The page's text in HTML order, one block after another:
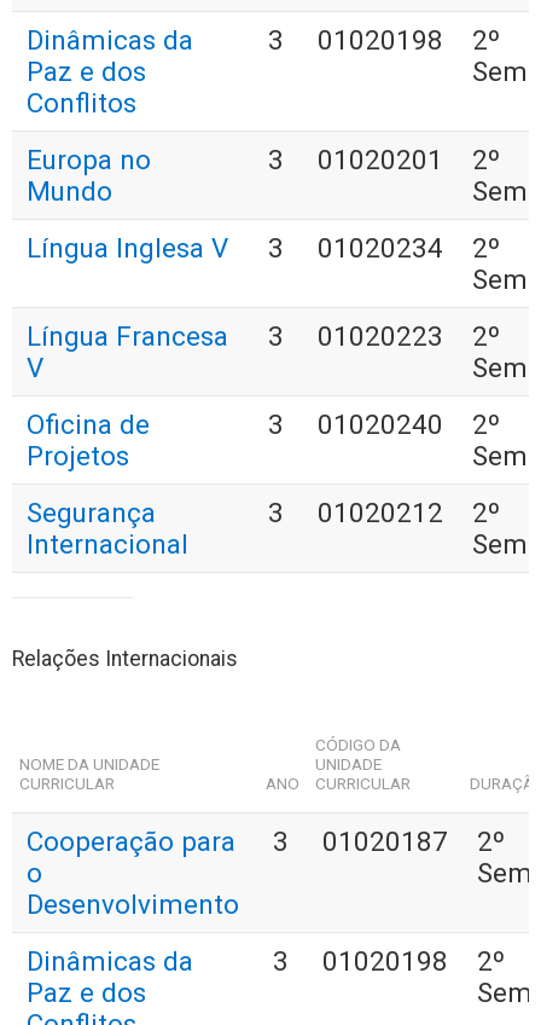
Dinâmicas da
Paz e dos
Conflitos
3 01020198
2º
Europa no
Mundo
3 01020201
2º
Língua Inglesa V
3 01020234
2º
Língua Francesa
V
3 01020223
2º
Oficina de
Projetos
3 01020240
2º
Segurança
Internacional
3 01020212
2º
Relações Internacionais
NOME DA UNIDADE
CURRICULAR
ANO
CÓDIGO DA
UNIDADE
CURRICULAR
Cooperação para
o
Desenvolvimento
3 01020187
2º
Dinâmicas da
Paz e dos
3 01020198
2º